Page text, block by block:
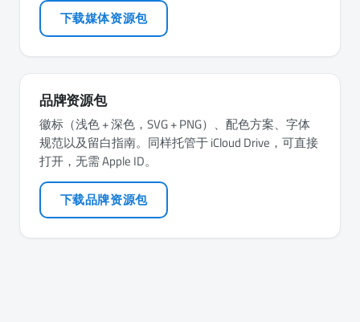
下载媒体资源包
品牌资源包
徽标（浅色 + 深色，SVG + PNG）、配色方案、字体
规范以及留白指南。同样托管于 iCloud Drive，可直接
打开，无需 Apple ID。
下载品牌资源包